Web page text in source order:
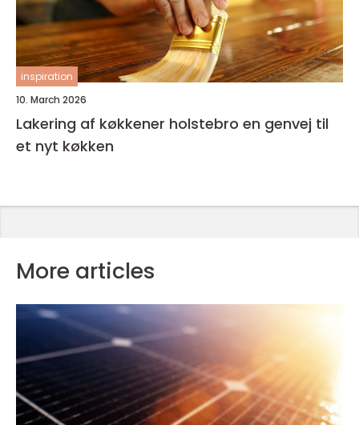
inspiration
10. March 2026
Lakering af køkkener holstebro en genvej til
et nyt køkken
More articles